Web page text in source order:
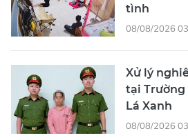
tình
08/08/2026
Xử lý
tại
Lá Xanh
08/08/2026